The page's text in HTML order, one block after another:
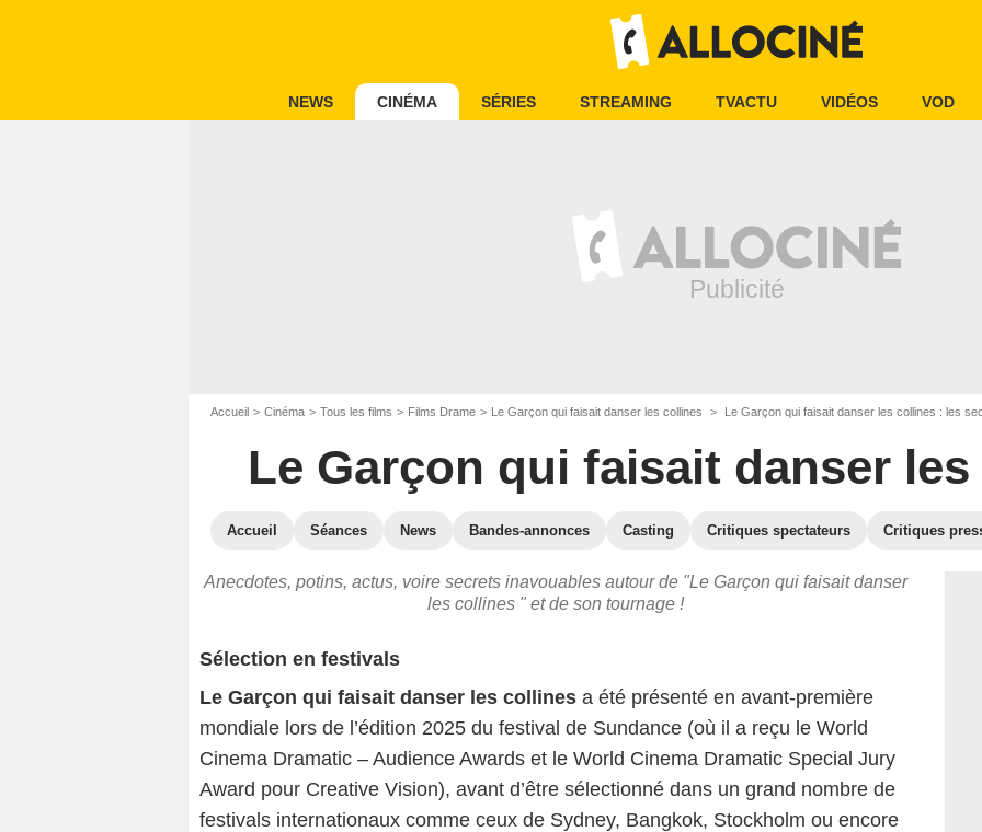
NEWS CINÉMA SÉRIES STREAMING TVACTU VIDÉOS VOD
Accueil Cinéma Tous les films Films Drame Le Garçon qui faisait danser les collines Le Garçon qui faisait danser les collines : les
Le Garçon qui faisait danser
Accueil Séances News Bandes-annonces Casting Critiques spectateurs Critiques
Anecdotes, potins, actus, voire secrets inavouables autour de "Le Garçon qui faisait danser
les collines " et de son tournage !
Sélection en festivals
Le Garçon qui faisait danser les collines a été présenté en avant-première
mondiale lors de l’édition 2025 du festival de Sundance (où il a reçu le World
Cinema Dramatic – Audience Awards et le World Cinema Dramatic Special Jury
Award pour Creative Vision), avant d’être sélectionné dans un grand nombre de
festivals internationaux comme ceux de Sydney, Bangkok, Stockholm ou encore